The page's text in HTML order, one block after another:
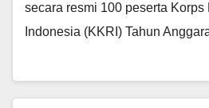
secara resmi 100 peserta
Indonesia (KKRI) Tahun